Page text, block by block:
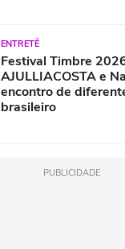
ENTRETÊ
Festival Timbre
AJULLIACOSTA e
encontro de
brasileiro
PUBLICIDADE